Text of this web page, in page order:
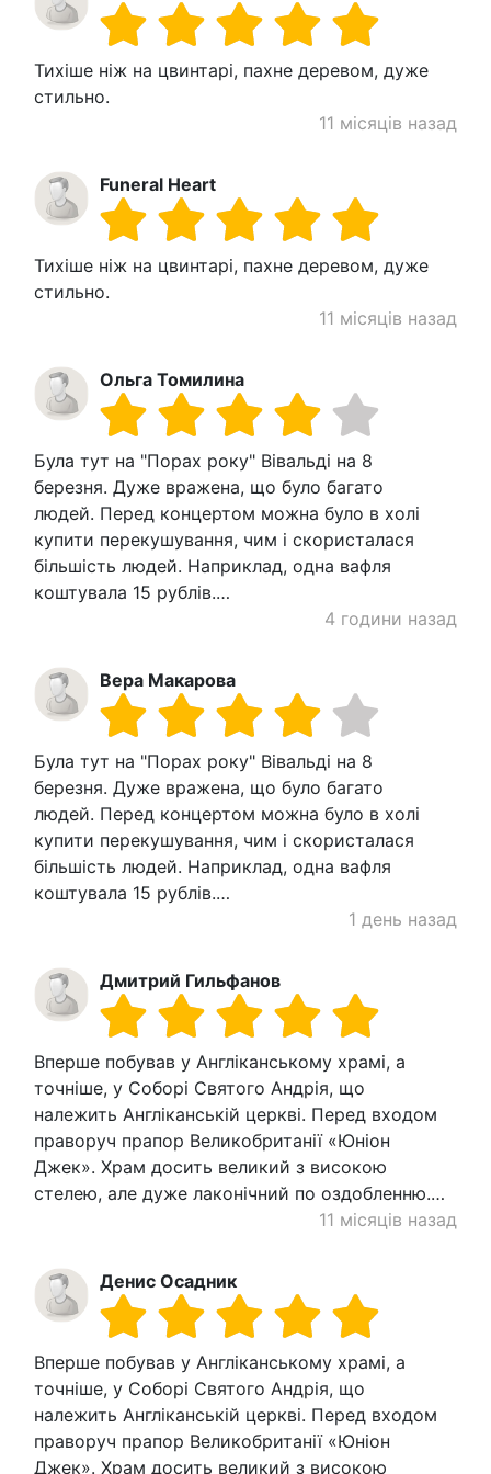
Тихіше ніж на цвинтарі, пахне деревом, дуже
стильно.
11 місяців назад
Funeral Heart
Тихіше ніж на цвинтарі, пахне деревом, дуже
стильно.
11 місяців назад
Ольга Томилина
Була тут на "Порах року" Вівальді на 8
березня. Дуже вражена, що було багато
людей. Перед концертом можна було в холі
купити перекушування, чим і скористалася
більшість людей. Наприклад, одна вафля
коштувала 15 рублів.…
4 години назад
Вера Макарова
Була тут на "Порах року" Вівальді на 8
березня. Дуже вражена, що було багато
людей. Перед концертом можна було в холі
купити перекушування, чим і скористалася
більшість людей. Наприклад, одна вафля
коштувала 15 рублів.…
1 день назад
Дмитрий Гильфанов
Вперше побував у Англіканському храмі, а
точніше, у Соборі Святого Андрія, що
належить Англіканській церкві. Перед входом
праворуч прапор Великобританії «Юніон
Джек». Храм досить великий з високою
стелею, але дуже лаконічний по оздобленню.…
11 місяців назад
Денис Осадник
Вперше побував у Англіканському храмі, а
точніше, у Соборі Святого Андрія, що
належить Англіканській церкві. Перед входом
праворуч прапор Великобританії «Юніон
Джек». Храм досить великий з високою